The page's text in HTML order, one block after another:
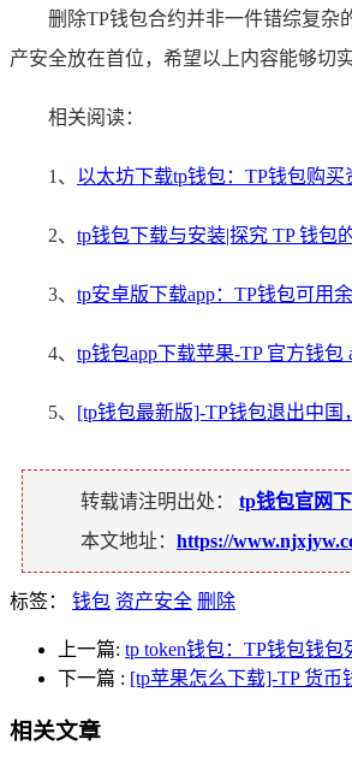
删除TP钱包合约并非一件错综复杂
产安全放在首位，希望以上内容能够切
相关阅读：
1、 以太坊下载tp钱包：TP钱包购买
2、 tp钱包下载与安装|探究 TP 钱包
3、 tp安卓版下载app：TP钱包可用
4、 tp钱包app下载苹果-TP 官方钱包
5、 [tp钱包最新版]-TP钱包退出中
转载请注明出处： tp钱包官网
本文地址： https://
标签： 钱包 资产安全 删除
上一篇: tp token钱包：TP钱包钱
下一篇 : [tp苹果怎么下载]-TP 货
相关文章